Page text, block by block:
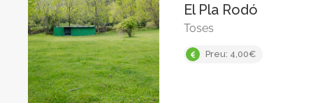
El Pla Rodó
Toses
Preu: 4,00€